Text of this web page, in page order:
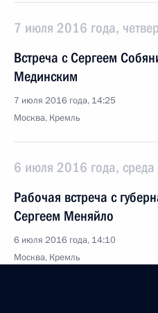
7 июля 2016 года,
Встреча с Сергеем
Мединским
7 июля 2016 года, 14:25
Москва, Кремль
6 июля 2016 года, среда
Рабочая встреча с
Сергеем Меняйло
6 июля 2016 года, 14:10
Москва, Кремль